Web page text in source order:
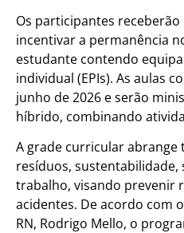
Os participantes
incentivar a permanência
estudante contendo
individual (EPIs). As aulas
junho de 2026 e serão
híbrido, combinando
A grade curricular abrange
resíduos, sustentabilidade,
trabalho, visando prevenir
acidentes. De acordo com
RN, Rodrigo Mello, o